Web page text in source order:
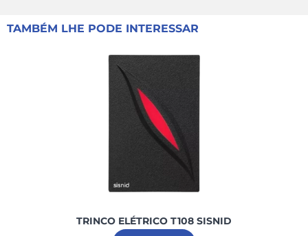
TAMBÉM LHE PODE INTERESSAR
TRINCO ELÉTRICO T108 SISNID